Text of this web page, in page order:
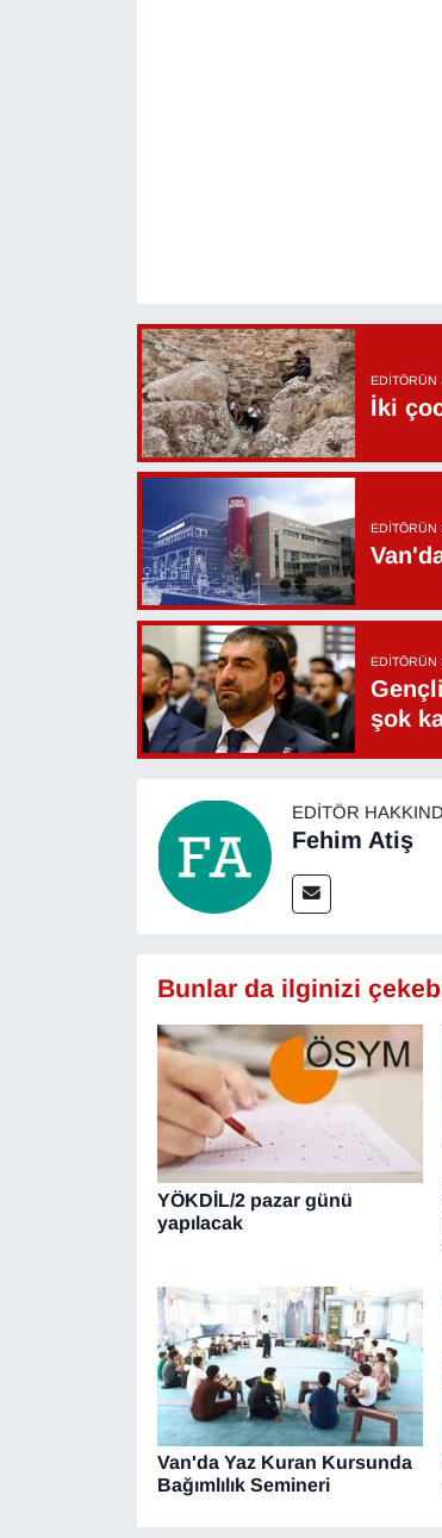
EDITÖRÜN
İki
EDITÖRÜN
EDITÖRÜN
şok
EDITÖR
Fehim Atiş
Bunlar da ilginizi
YÖKDİL/2 pazar günü
yapılacak
Van'da Yaz Kuran Kursunda
Bağımlılık Semineri